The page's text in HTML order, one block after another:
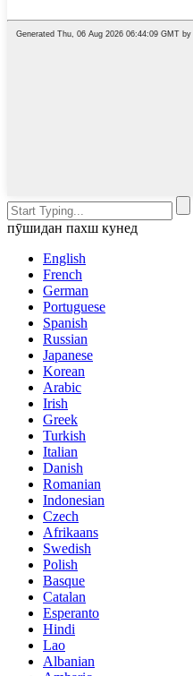
пӯшидан пахш кунед
English
French
German
Portuguese
Spanish
Russian
Japanese
Korean
Arabic
Irish
Greek
Turkish
Italian
Danish
Romanian
Indonesian
Czech
Afrikaans
Swedish
Polish
Basque
Catalan
Esperanto
Hindi
Lao
Albanian